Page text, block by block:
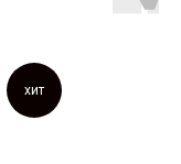
хит